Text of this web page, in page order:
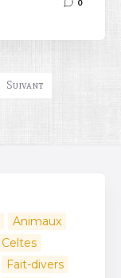
0
Suivant
Animaux
Celtes
Fait-divers